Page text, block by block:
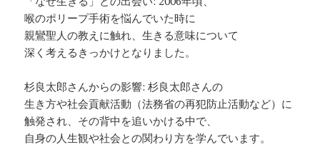
喉のポリープ手術を悩んでいた時に
親鸞聖人の教えに触れ、生きる意味について
深く考えるきっかけとなりました。
杉良太郎さんからの影響: 杉良太郎さんの
生き方や社会貢献活動（法務省の再犯防止活動など）に
触発され、その背中を追いかける中で、
自身の人生観や社会との関わり方を学んでいます。